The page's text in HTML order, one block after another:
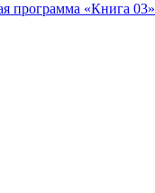
программа «Книга 03»